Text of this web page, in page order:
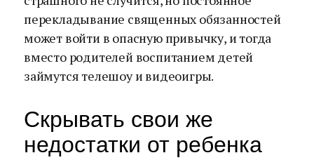
перекладывание священных обязанностей
может войти в опасную привычку, и тогда
вместо родителей воспитанием детей
займутся телешоу и видеоигры.
Скрывать свои же
недостатки от ребенка